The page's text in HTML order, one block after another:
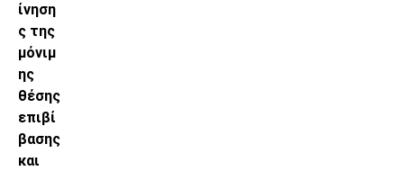
ίνηση
ς της
μόνιμ
ης
θέσης
επιβί
βασης
και